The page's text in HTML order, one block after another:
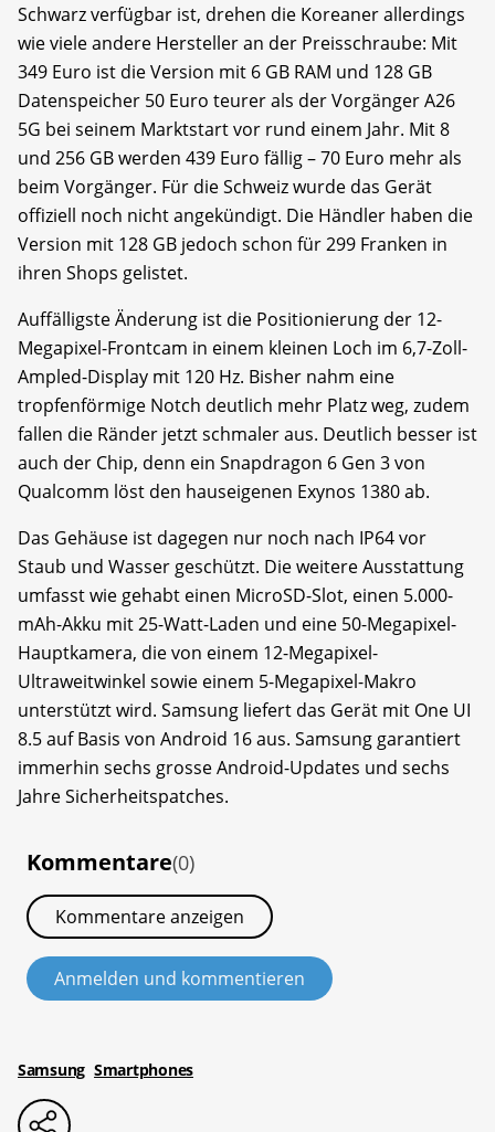
Schwarz verfügbar ist, drehen die Koreaner allerdings
wie viele andere Hersteller an der Preisschraube: Mit
349 Euro ist die Version mit 6 GB RAM und 128 GB
Datenspeicher 50 Euro teurer als der Vorgänger A26
5G bei seinem Marktstart vor rund einem Jahr. Mit 8
und 256 GB werden 439 Euro fällig – 70 Euro mehr als
beim Vorgänger. Für die Schweiz wurde das Gerät
offiziell noch nicht angekündigt. Die Händler haben die
Version mit 128 GB jedoch schon für 299 Franken in
ihren Shops gelistet.
Auffälligste Änderung ist die Positionierung der 12-
Megapixel-Frontcam in einem kleinen Loch im 6,7-Zoll-
Ampled-Display mit 120 Hz. Bisher nahm eine
tropfenförmige Notch deutlich mehr Platz weg, zudem
fallen die Ränder jetzt schmaler aus. Deutlich besser ist
auch der Chip, denn ein Snapdragon 6 Gen 3 von
Qualcomm löst den hauseigenen Exynos 1380 ab.
Das Gehäuse ist dagegen nur noch nach IP64 vor
Staub und Wasser geschützt. Die weitere Ausstattung
umfasst wie gehabt einen MicroSD-Slot, einen 5.000-
mAh-Akku mit 25-Watt-Laden und eine 50-Megapixel-
Hauptkamera, die von einem 12-Megapixel-
Ultraweitwinkel sowie einem 5-Megapixel-Makro
unterstützt wird. Samsung liefert das Gerät mit One UI
8.5 auf Basis von Android 16 aus. Samsung garantiert
immerhin sechs grosse Android-Updates und sechs
Jahre Sicherheitspatches.
Kommentare(0)
Kommentare anzeigen
Anmelden und kommentieren
Samsung Smartphones